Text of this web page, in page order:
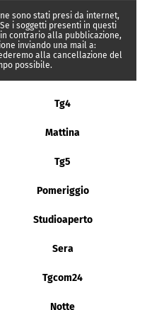
sono stati presi da internet,
i soggetti presenti in questi
contrario alla pubblicazione,
inviando una mail a:
alla cancellazione del
possibile.
Tg4
Mattina
Tg5
Pomeriggio
Studioaperto
Sera
Tgcom24
Notte